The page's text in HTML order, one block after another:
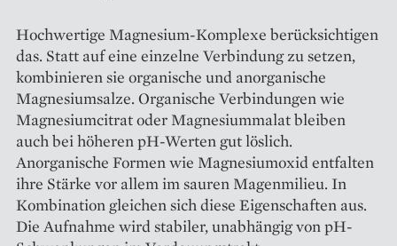
Hochwertige Magnesium-Komplexe berücksichtigen
das. Statt auf eine einzelne Verbindung zu setzen,
kombinieren sie organische und anorganische
Magnesiumsalze. Organische Verbindungen wie
Magnesiumcitrat oder Magnesiummalat bleiben
auch bei höheren pH-Werten gut löslich.
Anorganische Formen wie Magnesiumoxid entfalten
ihre Stärke vor allem im sauren Magenmilieu. In
Kombination gleichen sich diese Eigenschaften aus.
Die Aufnahme wird stabiler, unabhängig von pH-